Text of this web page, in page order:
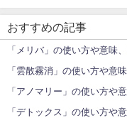
おすすめの記事
「メリバ」の使い方や意味
「雲散霧消」の使い方や意
「アノマリー」の使い方や
「デトックス」の使い方や